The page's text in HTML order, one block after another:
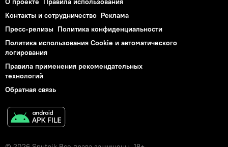
Контакты и сотрудничество Реклама
Пресс-релизы Политика конфиденциальности
Политика использования Cookie и автоматического
логирования
Правила применения рекомендательных
технологий
Обратная связь